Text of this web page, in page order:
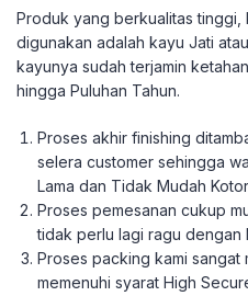
Produk yang berkualitas tinggi,
digunakan adalah kayu Jati
kayunya sudah terjamin
hingga Puluhan Tahun.
Proses akhir finishing
selera customer sehingga
Lama dan Tidak Mudah
Proses pemesanan cukup
tidak perlu lagi ragu dengan
Proses packing kami sangat
memenuhi syarat High